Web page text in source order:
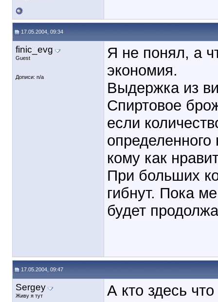
17.05.2004, 09:34
finic_evg
Guest
Дописи: n/a
Я не понял, а
экономия.
Выдержка из
Спиртовое
если
определенного
кому как
При больших
гибнут. Пока
будет
17.05.2004, 09:47
Sergey
Живу я тут
А кто здесь